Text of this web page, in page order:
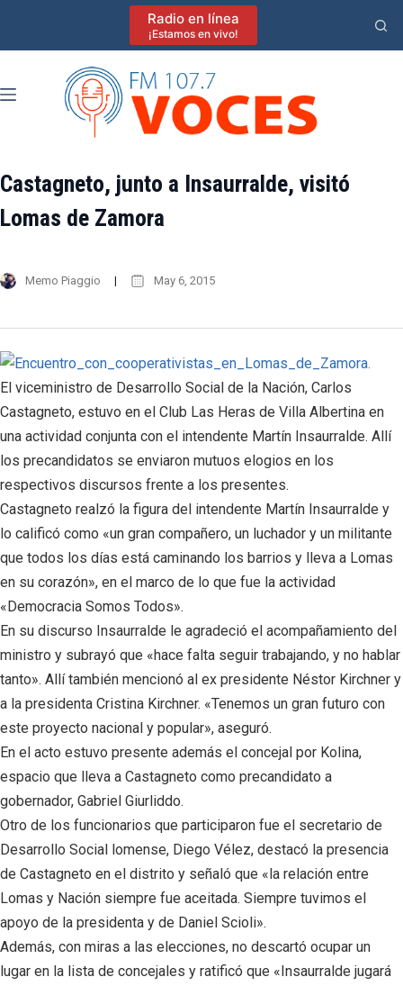
Radio en línea
¡Estamos en vivo!
Castagneto, junto a Insaurralde, visitó
Lomas de Zamora
Memo Piaggio May 6, 2015
El viceministro de Desarrollo Social de la Nación, Carlos
Castagneto, estuvo en el Club Las Heras de Villa Albertina en
una actividad conjunta con el intendente Martín Insaurralde. Allí
los precandidatos se enviaron mutuos elogios en los
respectivos discursos frente a los presentes.
Castagneto realzó la figura del intendente Martín Insaurralde y
lo calificó como «un gran compañero, un luchador y un militante
que todos los días está caminando los barrios y lleva a Lomas
en su corazón», en el marco de lo que fue la actividad
«Democracia Somos Todos».
En su discurso Insaurralde le agradeció el acompañamiento del
ministro y subrayó que «hace falta seguir trabajando, y no hablar
tanto». Allí también mencionó al ex presidente Néstor Kirchner y
a la presidenta Cristina Kirchner. «Tenemos un gran futuro con
este proyecto nacional y popular», aseguró.
En el acto estuvo presente además el concejal por Kolina,
espacio que lleva a Castagneto como precandidato a
gobernador, Gabriel Giurliddo.
Otro de los funcionarios que participaron fue el secretario de
Desarrollo Social lomense, Diego Vélez, destacó la presencia
de Castagneto en el distrito y señaló que «la relación entre
Lomas y Nación siempre fue aceitada. Siempre tuvimos el
apoyo de la presidenta y de Daniel Scioli».
Además, con miras a las elecciones, no descartó ocupar un
lugar en la lista de concejales y ratificó que «Insaurralde jugará